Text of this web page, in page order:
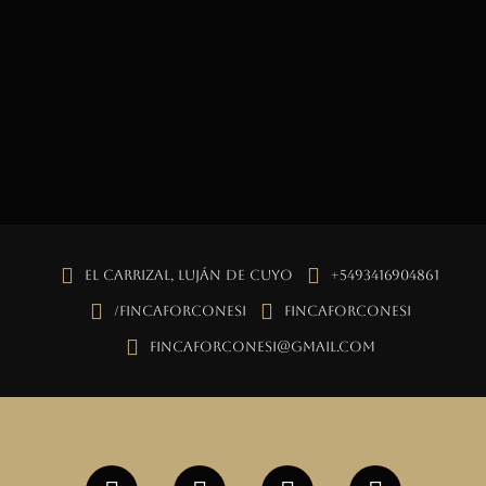
El Carrizal, Luján de Cuyo +5493416904861
/fincaforconesi fincaforconesi
fincaforconesi@gmail.com